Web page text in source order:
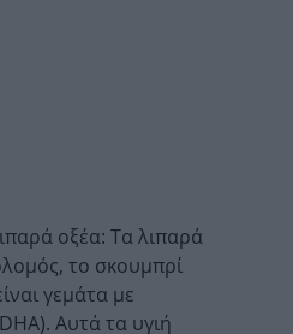
οξέα: Τα λιπαρά
το σκουμπρί
γεμάτα με
Αυτά τα υγιή